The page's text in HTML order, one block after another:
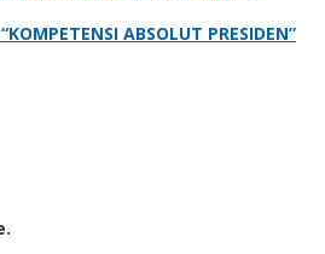
ABSOLUT PRESIDEN”